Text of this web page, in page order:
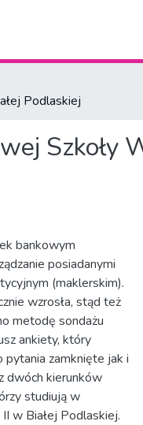
Podlaskiej
Szkoły
bankowym
posiadanymi
(maklerskim).
wzrosła, stąd też
metodę sondażu
ankiety, który
pytania zamknięte jak i
dwóch kierunków
studiują w
w Białej Podlaskiej.